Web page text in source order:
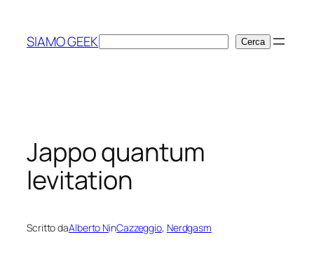
contenuto
SIAMO GEEKCerca Cerca
Jappo quantum
levitation
Scritto daAlberto NinCazzeggio, Nerdgasm